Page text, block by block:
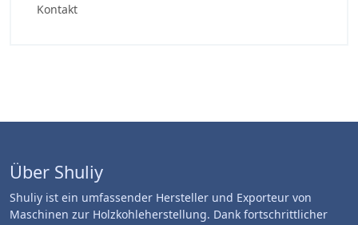
Kontakt
Über Shuliy
Shuliy ist ein umfassender Hersteller und Exporteur von
Maschinen zur Holzkohleherstellung. Dank fortschrittlicher